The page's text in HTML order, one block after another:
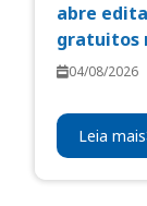
abre
gratuitos
04/08/2026
Leia mais